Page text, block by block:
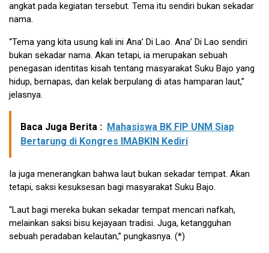
angkat pada kegiatan tersebut. Tema itu sendiri bukan sekadar
nama.
“Tema yang kita usung kali ini Ana’ Di Lao. Ana’ Di Lao sendiri
bukan sekadar nama. Akan tetapi, ia merupakan sebuah
penegasan identitas kisah tentang masyarakat Suku Bajo yang
hidup, bernapas, dan kelak berpulang di atas hamparan laut,”
jelasnya.
Baca Juga Berita : Mahasiswa BK FIP UNM Siap
Bertarung di Kongres IMABKIN Kediri
Ia juga menerangkan bahwa laut bukan sekadar tempat. Akan
tetapi, saksi kesuksesan bagi masyarakat Suku Bajo.
“Laut bagi mereka bukan sekadar tempat mencari nafkah,
melainkan saksi bisu kejayaan tradisi. Juga, ketangguhan
sebuah peradaban kelautan,” pungkasnya. (*)